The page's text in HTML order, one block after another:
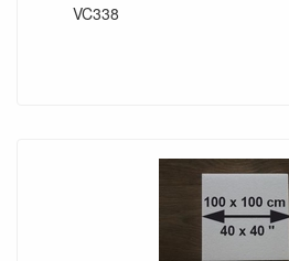
VC338